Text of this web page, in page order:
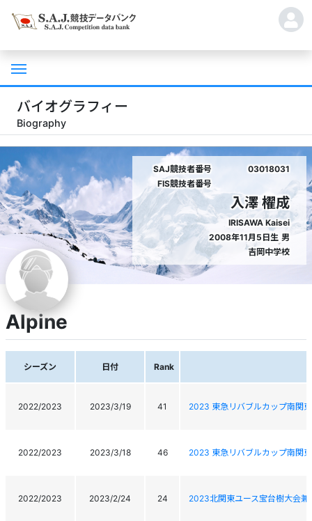
バイオグラフィー
Biography
SAJ競技者番号
03018031
FIS競技者番号
入澤 櫂成
IRISAWA Kaisei
2008年11月5日生 男
吉岡中学校
Alpine
シーズン 日付 Rank
2022/2023 2023/3/19 41 2023 東急リバブルカップ南関
2022/2023 2023/3/18 46 2023 東急リバブルカップ南関
2022/2023 2023/2/24 24 2023北関東ユース宝台樹大会